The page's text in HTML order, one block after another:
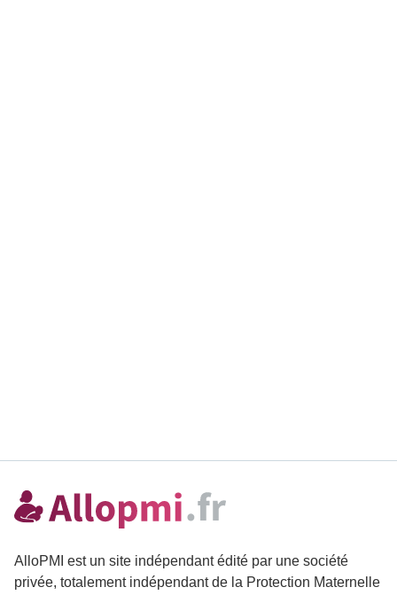
AlloPMI est un site indépendant édité par une société
privée, totalement indépendant de la Protection Maternelle